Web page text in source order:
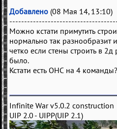
Добавлено (08 Мая 14, 13:10)
Можно кстати примутить
нормально так разнообразит
четко если стены строить в
было.
Кстати есть ОНС на 4 команды?
Infinite War v5.0.2 construction
UIP 2.0 - UIPP(UIP 2.1)